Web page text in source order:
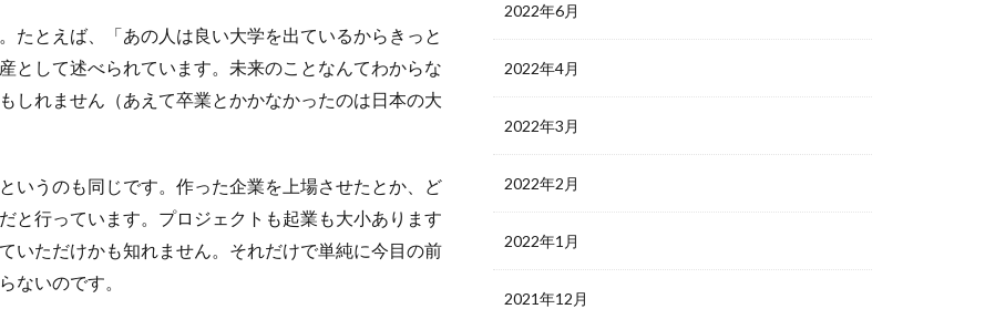
たとえば、「あの人は良い大学を出ているからきっと
として述べられています。未来のことなんてわからな
しれません（あえて卒業とかかなかったのは日本の大
いうのも同じです。作った企業を上場させたとか、ど
と行っています。プロジェクトも起業も大小あります
いただけかも知れません。それだけで単純に今目の前
ないのです。
2022年6月
2022年4月
2022年3月
2022年2月
2022年1月
2021年12月